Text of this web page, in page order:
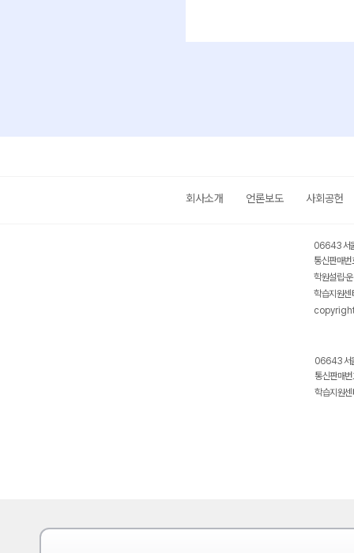
회사소개 언론보도 사회공헌
06643 서
통신판매
학원설립·
학습지원
06643 서
통신판매
학습지원